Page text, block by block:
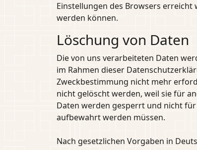
Einstellungen des Browsers
werden können.
Löschung von Daten
Die von uns verarbeiteten Daten
im Rahmen dieser
Zweckbestimmung nicht mehr
nicht gelöscht werden, weil sie für
Daten werden gesperrt und nicht
aufbewahrt werden müssen.
Nach gesetzlichen Vorgaben in